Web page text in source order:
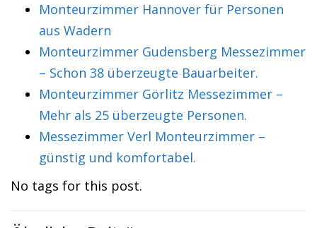
Monteurzimmer Hannover für Personen
aus Wadern
Monteurzimmer Gudensberg Messezimmer
– Schon 38 überzeugte Bauarbeiter.
Monteurzimmer Görlitz Messezimmer –
Mehr als 25 überzeugte Personen.
Messezimmer Verl Monteurzimmer –
günstig und komfortabel.
No tags for this post.